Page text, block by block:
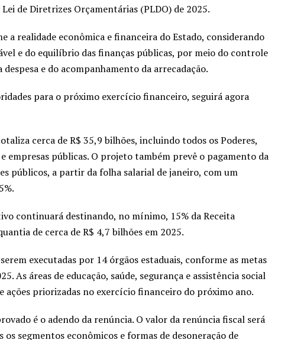
de Diretrizes Orçamentárias (PLDO) de 2025.
a realidade econômica e financeira do Estado, considerando
e do equilíbrio das finanças públicas, por meio do controle
e do acompanhamento da arrecadação.
para o próximo exercício financeiro, seguirá agora
cerca de R$ 35,9 bilhões, incluindo todos os Poderes,
empresas públicas. O projeto também prevê o pagamento da
públicos, a partir da folha salarial de janeiro, com um
continuará destinando, no mínimo, 15% da Receita
de cerca de R$ 4,7 bilhões em 2025.
executadas por 14 órgãos estaduais, conforme as metas
As áreas de educação, saúde, segurança e assistência social
ações priorizadas no exercício financeiro do próximo ano.
é o adendo da renúncia. O valor da renúncia fiscal será
segmentos econômicos e formas de desoneração de